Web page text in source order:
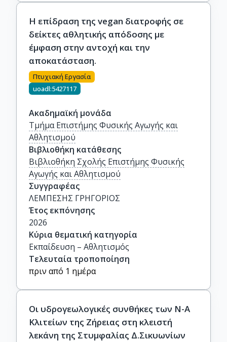
Η επίδραση της vegan διατροφής σε
δείκτες αθλητικής απόδοσης με
έμφαση στην αντοχή και την
αποκατάσταση.
Πτυχιακή Εργασία
uoadl:5427117
Ακαδημαϊκή μονάδα
Τμήμα Επιστήμης Φυσικής Αγωγής και
Αθλητισμού
Βιβλιοθήκη κατάθεσης
Βιβλιοθήκη Σχολής Επιστήμης Φυσικής
Αγωγής και Αθλητισμού
Συγγραφέας
ΛΕΜΠΕΣΗΣ ΓΡΗΓΟΡΙΟΣ
Έτος εκπόνησης
2026
Κύρια θεματική κατηγορία
Εκπαίδευση – Αθλητισμός
Τελευταία τροποποίηση
πριν από 1 ημέρα
Οι υδρογεωλογικές συνθήκες των Ν-Α
Κλιτείων της Ζήρειας στη κλειστή
λεκάνη της Στυμφαλίας Δ.Σικυωνίων